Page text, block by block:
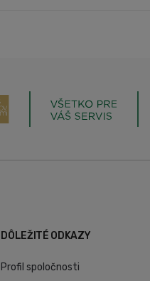
DÔLEŽITÉ ODKAZY
Profil spoločnosti